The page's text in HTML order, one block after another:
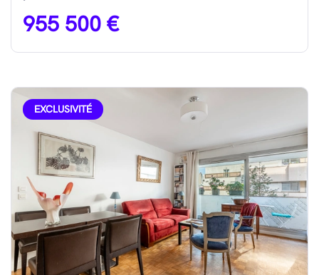
955 500 €
EXCLUSIVITÉ